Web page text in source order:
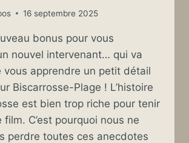
16 septembre 2025
bonus pour vous
nouvel intervenant… qui va
vous apprendre un petit détail
Biscarrosse-Plage ! L’histoire
est bien trop riche pour tenir
film. C’est pourquoi nous ne
perdre toutes ces anecdotes